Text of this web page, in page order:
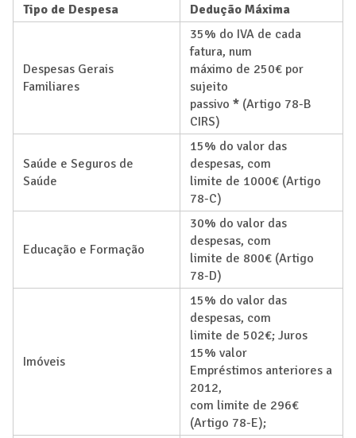
Tipo de Despesa
Dedução Máxima
Despesas Gerais
Familiares
35% do IVA de cada
fatura, num
máximo de 250€ por
sujeito
passivo * (Artigo 78-B
CIRS)
Saúde e Seguros de
Saúde
15% do valor das
despesas, com
limite de 1000€ (Artigo
78-C)
Educação e Formação
30% do valor das
despesas, com
limite de 800€ (Artigo
78-D)
Imóveis
15% do valor das
despesas, com
limite de 502€; Juros
15% valor
Empréstimos anteriores a
2012,
com limite de 296€
(Artigo 78-E);